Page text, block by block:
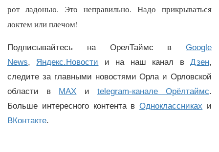
рот ладонью. Это неправильно. Надо прикрываться
локтем или плечом!
Подписывайтесь на ОрелТаймс в Google
News, Яндекс.Новости и на наш канал вДзен,
следите за главными новостями Орла и Орловской
области в MAX и telegram-канале Орёлтаймс.
Больше интересного контента вОдноклассниках и
ВКонтакте.